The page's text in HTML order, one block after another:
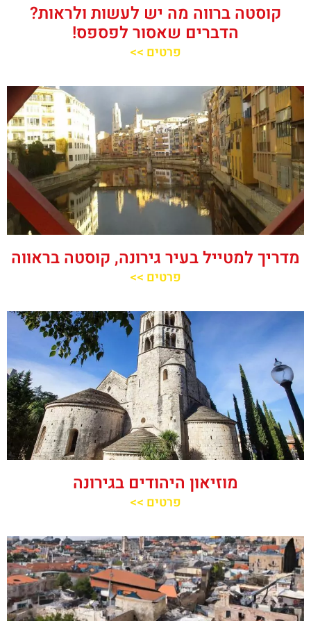
קוסטה ברווה מה יש לעשות ולראות?
הדברים שאסור לפספס!
פרטים >>
מדריך למטייל בעיר גירונה, קוסטה בראווה
פרטים >>
מוזיאון היהודים בגירונה
פרטים >>